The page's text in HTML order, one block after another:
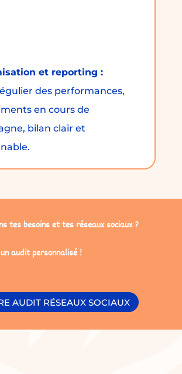
et reporting :
des performances,
en cours de
bilan clair et
tes besoins et tes réseaux sociaux ?
audit personnalisé !
AUDIT RÉSEAUX SOCIAUX